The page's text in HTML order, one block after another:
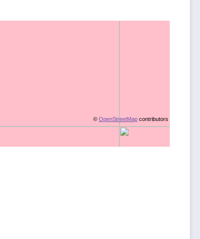
© OpenStreetMap contributors